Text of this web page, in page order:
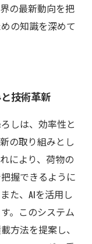
の最新動向を把
の知識を深めて
技術革新
しは、効率性と
の取り組みとし
により、荷物の
握できるように
た、AIを活用し
。このシステム
方法を提案し、